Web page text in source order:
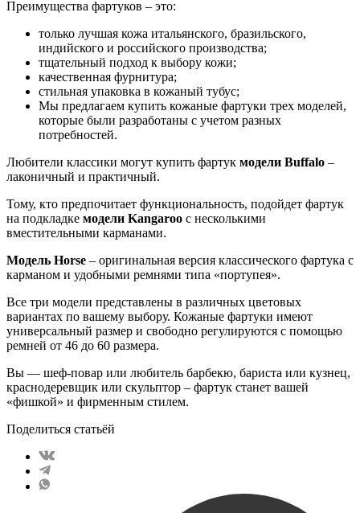
Преимущества фартуков – это:
только лучшая кожа итальянского, бразильского,
индийского и российского производства;
тщательный подход к выбору кожи;
качественная фурнитура;
стильная упаковка в кожаный тубус;
Мы предлагаем купить кожаные фартуки трех моделей,
которые были разработаны с учетом разных
потребностей.
Любители классики могут купить фартук модели Buffalo –
лаконичный и практичный.
Тому, кто предпочитает функциональность, подойдет фартук
на подкладке модели Kangaroo с несколькими
вместительными карманами.
Модель Horse – оригинальная версия классического фартука с
карманом и удобными ремнями типа «портупея».
Все три модели представлены в различных цветовых
вариантах по вашему выбору. Кожаные фартуки имеют
универсальный размер и свободно регулируются с помощью
ремней от 46 до 60 размера.
Вы — шеф-повар или любитель барбекю, бариста или кузнец,
краснодеревщик или скульптор – фартук станет вашей
«фишкой» и фирменным стилем.
Поделиться статьёй